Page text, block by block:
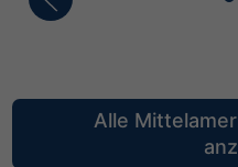
Alle